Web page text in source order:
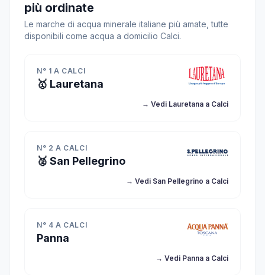
più ordinate
Le marche di acqua minerale italiane più amate, tutte
disponibili come acqua a domicilio Calci.
N° 1 A CALCI
🥇 Lauretana
→ Vedi Lauretana a Calci
N° 2 A CALCI
🥈 San Pellegrino
→ Vedi San Pellegrino a Calci
N° 4 A CALCI
Panna
→ Vedi Panna a Calci